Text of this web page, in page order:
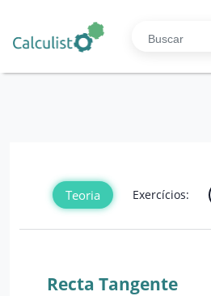
Teoria Exercícios:
Recta Tangente